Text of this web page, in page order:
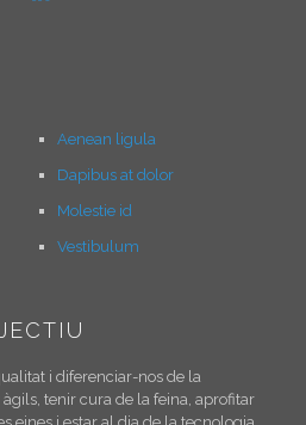
Aenean ligula
Dapibus at dolor
Molestie id
Vestibulum
i diferenciar-nos de la
tenir cura de la feina, aprofitar